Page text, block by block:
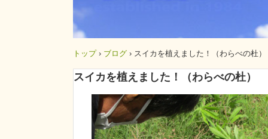
トップ › ブログ › スイカを植えました！（わらべの杜）
スイカを植えました！（わらべの杜）